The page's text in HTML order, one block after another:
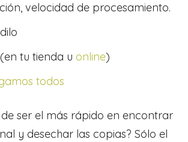
velocidad de procesamiento.
tu tienda u online)
todos
ser el más rápido en encontrar
y desechar las copias? Sólo el